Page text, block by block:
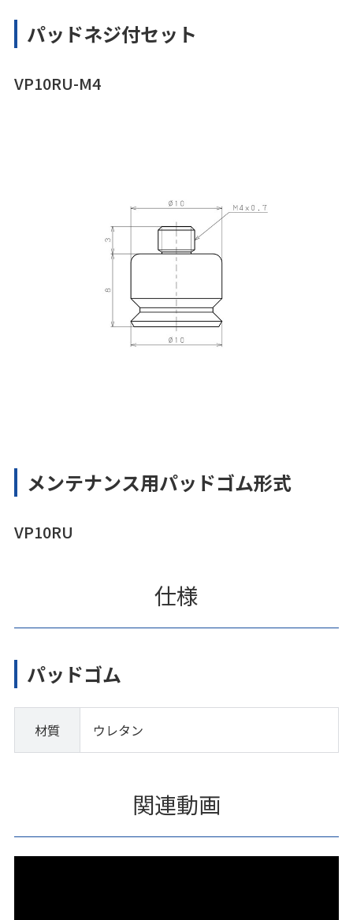
パッドネジ付セット
VP10RU-M4
メンテナンス用パッドゴム形式
VP10RU
仕様
パッドゴム
材質 ウレタン
関連動画